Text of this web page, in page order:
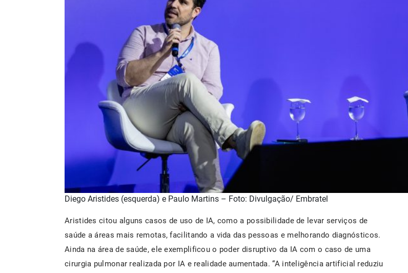
Diego Aristides (esquerda) e Paulo Martins – Foto: Divulgação/ Embratel
Aristides citou alguns casos de uso de IA, como a possibilidade de levar serviços de
saúde a áreas mais remotas, facilitando a vida das pessoas e melhorando diagnósticos.
Ainda na área de saúde, ele exemplificou o poder disruptivo da IA com o caso de uma
cirurgia pulmonar realizada por IA e realidade aumentada. “A inteligência artificial reduziu